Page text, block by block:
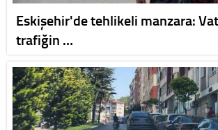
Eskişehir'de tehlikeli manzara:
trafiğin …